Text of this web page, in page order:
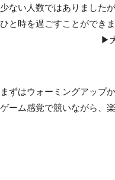
少ない人数ではありました
ひと時を過ごすことができま
▶
まずはウォーミングアップ
ゲーム感覚で競いながら、